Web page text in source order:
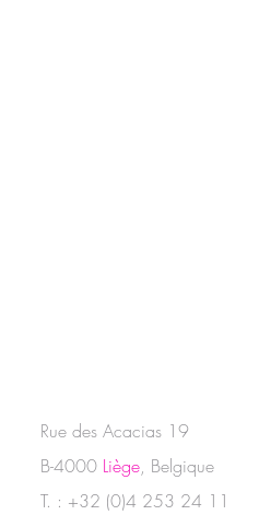
Rue des Acacias 19
B-4000 Liège, Belgique
T. : +32 (0)4 253 24 11